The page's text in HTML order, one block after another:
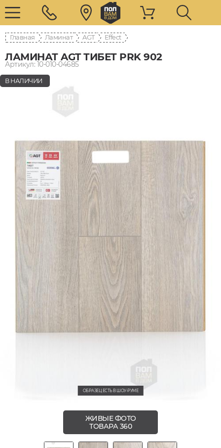
Главная Ламинат AGT Effect
ЛАМИНАТ AGT ТИБЕТ PRK 902
Артикул: 10-010-04685
В НАЛИЧИИ
ОБРАЗЕЦ ЕСТЬ В ШОУ-РУМЕ
ЖИВЫЕ ФОТО
ТОВАРА 360